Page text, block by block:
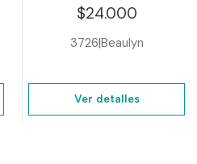
$24.000
3726|Beaulyn
Ver detalles